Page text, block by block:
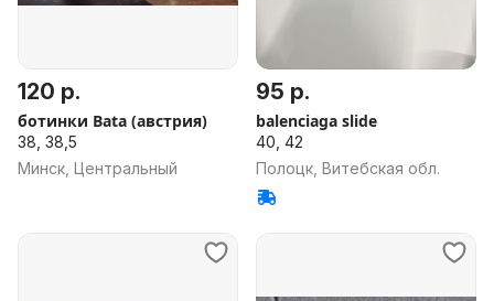
120 р.
ботинки Bata (австрия)
38, 38,5
Минск, Центральный
95 р.
balenciaga slide
40, 42
Полоцк, Витебская обл.